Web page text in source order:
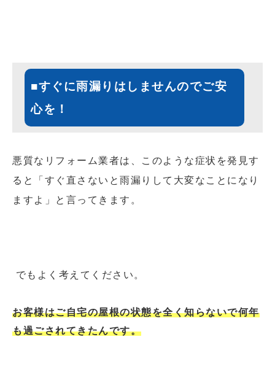
■すぐに雨漏りはしませんのでご安
心を！
悪質なリフォーム業者は、このような症状を発見す
ると「すぐ直さないと雨漏りして大変なことになり
ますよ」と言ってきます。
でもよく考えてください。
お客様はご自宅の屋根の状態を全く知らないで何年
も過ごされてきたんです。